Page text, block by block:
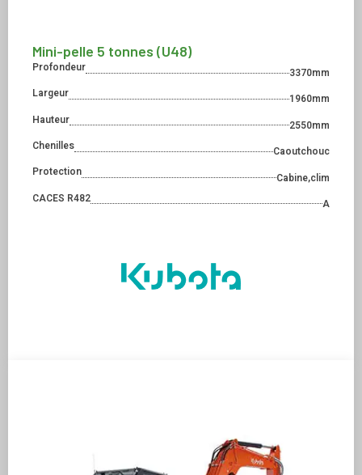
Mini-pelle 5 tonnes (U48)
Profondeur
3370mm
Largeur
1960mm
Hauteur
2550mm
Chenilles
Caoutchouc
Protection
Cabine,clim
CACES R482
A